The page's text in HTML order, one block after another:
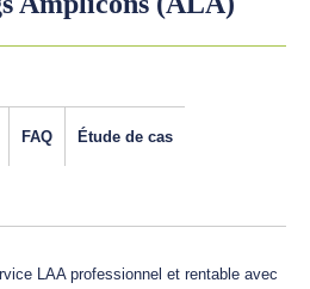
FAQ Étude de cas
LAA professionnel et rentable avec